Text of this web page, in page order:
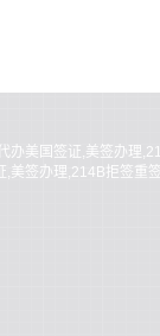
办美国签证,美签办理
,美签办理,214B拒签重